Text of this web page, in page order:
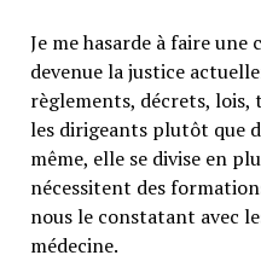
Je me hasarde à faire une
devenue la justice
règlements, décrets,
les dirigeants plutôt que
même, elle se divise en
nécessitent des
nous le constatant avec
médecine.